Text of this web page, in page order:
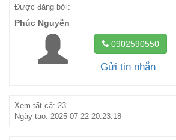
Được đăng bởi:
Phúc Nguyễn
0902590550
Gửi tin nhắn
Xem tất cả: 23
Ngày tạo: 2025-07-22 20:23:18